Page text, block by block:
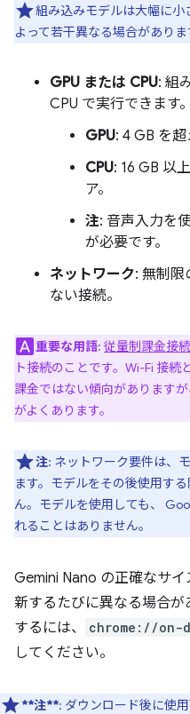
組み込みモデルは大幅に
よって若干異なる場合がありま
GPU または CPU: 組
CPU で実行できます。
GPU: 4 GB を超
CPU: 16 GB 以
ア。
注: 音声入力を
が必要です。
ネットワーク: 無制限
ない接続。
重要な用語: 従量制課金接続
ト接続のことです。Wi-Fi 接
課金ではない傾向があります
がよくあります。
注: ネットワーク要件は、
ます。モデルをその後使用す
ん。モデルを使用しても、
れることはありません。
Gemini Nano の正確なサ
新するたびに異なる場合
するには、
chrome://
してください。
**注**: ダウンロード後に使